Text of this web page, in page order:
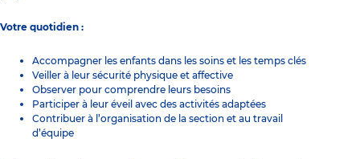
Votre quotidien :
Accompagner les enfants dans les soins et les temps clés
Veiller à leur sécurité physique et affective
Observer pour comprendre leurs besoins
Participer à leur éveil avec des activités adaptées
Contribuer à l’organisation de la section et au travail
d’équipe